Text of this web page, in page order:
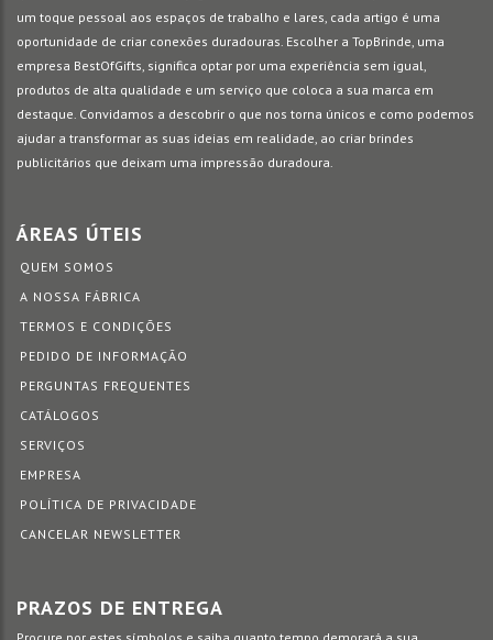
um toque pessoal aos espaços de trabalho e lares, cada artigo é uma
oportunidade de criar conexões duradouras. Escolher a TopBrinde, uma
empresa BestOfGifts, significa optar por uma experiência sem igual,
produtos de alta qualidade e um serviço que coloca a sua marca em
destaque. Convidamos a descobrir o que nos torna únicos e como podemos
ajudar a transformar as suas ideias em realidade, ao criar brindes
publicitários que deixam uma impressão duradoura.
ÁREAS ÚTEIS
QUEM SOMOS
A NOSSA FÁBRICA
TERMOS E CONDIÇÕES
PEDIDO DE INFORMAÇÃO
PERGUNTAS FREQUENTES
CATÁLOGOS
SERVIÇOS
EMPRESA
POLÍTICA DE PRIVACIDADE
CANCELAR NEWSLETTER
PRAZOS DE ENTREGA
Procure por estes símbolos e saiba quanto tempo demorará a sua